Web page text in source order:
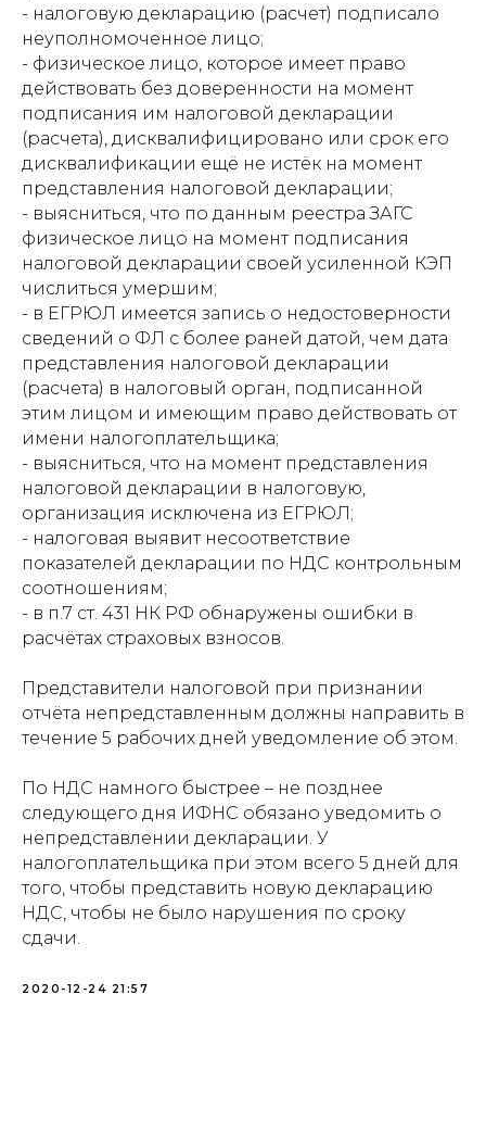
- налоговую декларацию (расчет) подписало
неуполномоченное лицо;
- физическое лицо, которое имеет право
действовать без доверенности на момент
подписания им налоговой декларации
(расчета), дисквалифицировано или срок его
дисквалификации ещё не истёк на момент
представления налоговой декларации;
- выясниться, что по данным реестра ЗАГС
физическое лицо на момент подписания
налоговой декларации своей усиленной КЭП
числиться умершим;
- в ЕГРЮЛ имеется запись о недостоверности
сведений о ФЛ с более раней датой, чем дата
представления налоговой декларации
(расчета) в налоговый орган, подписанной
этим лицом и имеющим право действовать от
имени налогоплательщика;
- выясниться, что на момент представления
налоговой декларации в налоговую,
организация исключена из ЕГРЮЛ;
- налоговая выявит несоответствие
показателей декларации по НДС контрольным
соотношениям;
- в п.7 ст. 431 НК РФ обнаружены ошибки в
расчётах страховых взносов.
Представители налоговой при признании
отчёта непредставленным должны направить в
течение 5 рабочих дней уведомление об этом.
По НДС намного быстрее – не позднее
следующего дня ИФНС обязано уведомить о
непредставлении декларации. У
налогоплательщика при этом всего 5 дней для
того, чтобы представить новую декларацию
НДС, чтобы не было нарушения по сроку
сдачи.
2020-12-24 21:57